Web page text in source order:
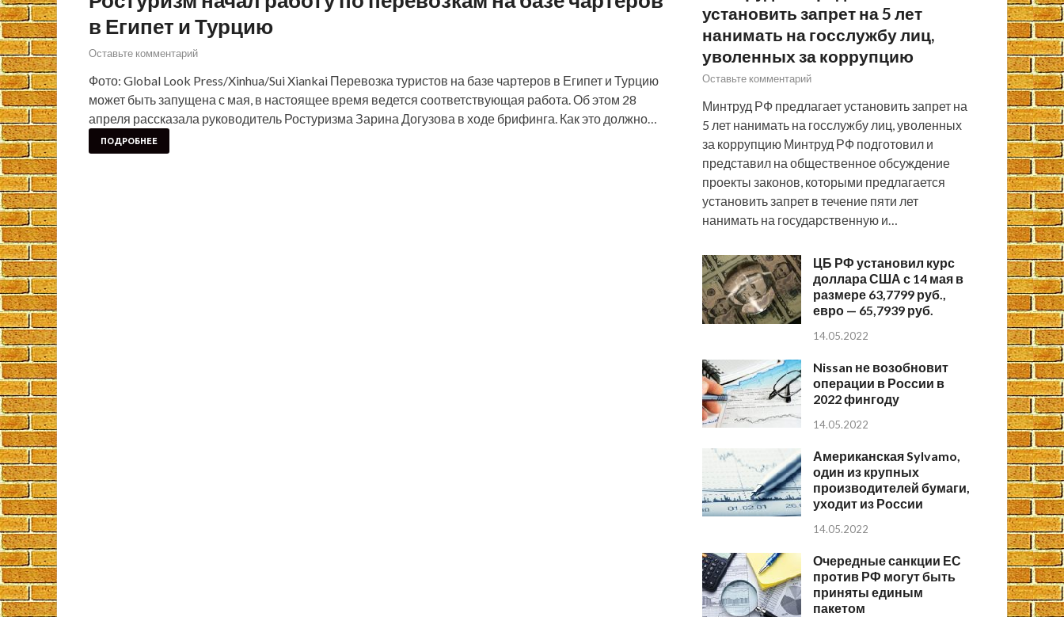
в Египет и Турцию
Оставьте комментарий
Фото: Global Look Press/Xinhua/Sui Xiankai Перевозка туристов на базе чартеров в Египет и Турцию
может быть запущена с мая, в настоящее время ведется соответствующая работа. Об этом 28
апреля рассказала руководитель Ростуризма Зарина Догузова в ходе брифинга. Как это должно…
ПОДРОБНЕЕ
установить запрет на 5 лет
нанимать на госслужбу лиц,
уволенных за коррупцию
Оставьте комментарий
Минтруд РФ предлагает установить запрет на
5 лет нанимать на госслужбу лиц, уволенных
за коррупцию Минтруд РФ подготовил и
представил на общественное обсуждение
проекты законов, которыми предлагается
установить запрет в течение пяти лет
нанимать на государственную и…
ЦБ РФ установил курс
доллара США с 14 мая в
размере 63,7799 руб.,
евро — 65,7939 руб.
14.05.2022
Nissan не возобновит
операции в России в
2022 фингоду
14.05.2022
Американская Sylvamo,
один из крупных
производителей бумаги,
уходит из России
14.05.2022
Очередные санкции ЕС
против РФ могут быть
приняты единым
пакетом